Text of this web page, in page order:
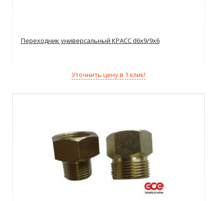
Переходник универсальный КРАСС d6х9/9х6
Уточнить цену в 1 клик!